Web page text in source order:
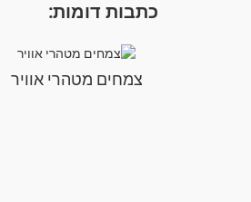
כתבות דומות:
צמחים מטהרי אוויר